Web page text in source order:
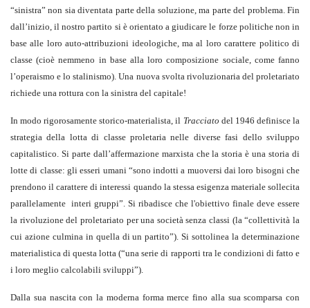
“sinistra” non sia diventata parte della soluzione, ma parte del problema. Fin
dall’inizio, il nostro partito si è orientato a giudicare le forze politiche non in
base alle loro auto-attribuzioni ideologiche, ma al loro carattere politico di
classe (cioè nemmeno in base alla loro composizione sociale, come fanno
l’operaismo e lo stalinismo). Una nuova svolta rivoluzionaria del proletariato
richiede una rottura con la sinistra del capitale!
In modo rigorosamente storico-materialista, il Tracciato del 1946 definisce la
strategia della lotta di classe proletaria nelle diverse fasi dello sviluppo
capitalistico. Si parte dall’affermazione marxista che la storia è una storia di
lotte di classe: gli esseri umani “sono indotti a muoversi dai loro bisogni che
prendono il carattere di interessi quando la stessa esigenza materiale sollecita
parallelamente interi gruppi”. Si ribadisce che l'obiettivo finale deve essere
la rivoluzione del proletariato per una società senza classi (la “collettività la
cui azione culmina in quella di un partito”). Si sottolinea la determinazione
materialistica di questa lotta (“una serie di rapporti tra le condizioni di fatto e
i loro meglio calcolabili sviluppi”).
Dalla sua nascita con la moderna forma merce fino alla sua scomparsa con